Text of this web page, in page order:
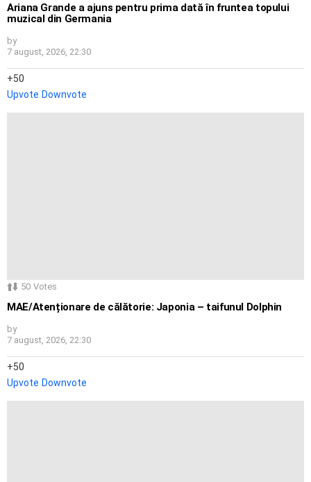
Ariana Grande a ajuns pentru prima dată în fruntea topului
muzical din Germania
by
7 august, 2026, 22:30
50
Upvote Downvote
50 Votes
MAE/Atenționare de călătorie: Japonia – taifunul Dolphin
by
7 august, 2026, 22:30
50
Upvote Downvote